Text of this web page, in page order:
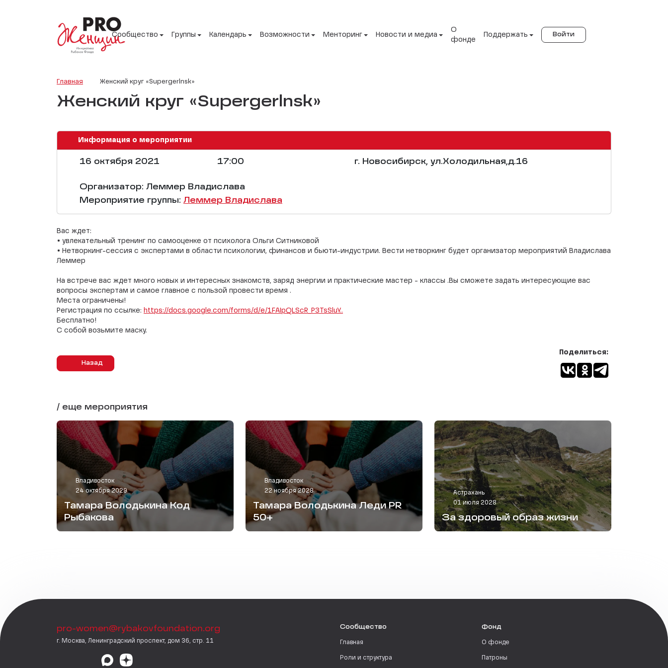
Сообщество Группы Календарь Возможности Менторинг Новости и медиа
О
фонде
Поддержать Войти
Главная Женский круг «Supergerlnsk»
Женский круг «Supergerlnsk»
Информация о мероприятии
16 октября 2021 17:00 г. Новосибирск, ул.Холодильная,д.16
Организатор: Леммер Владислава
Мероприятие группы: Леммер Владислава
Вас ждет:
• увлекательный тренинг по самооценке от психолога Ольги Ситниковой
• Нетворкинг-сессия с экспертами в области психологии, финансов и бьюти-индустрии. Вести нетворкинг будет организатор мероприятий Владислава
Леммер
На встрече вас ждет много новых и интересных знакомств, заряд энергии и практические мастер - классы .Вы сможете задать интересующие вас
вопросы экспертам и самое главное с пользой провести время .
Места ограничены!
Регистрация по ссылке: https://docs.google.com/forms/d/e/1FAIpQLScR_P3TsSluY..
Бесплатно!
С собой возьмите маску.
Назад
Поделиться:
/ еще мероприятия
Владивосток
24 октября 2029
Тамара Володькина Код
Рыбакова
Владивосток
22 ноября 2028
Тамара Володькина Леди PR
50+
Астрахань
01 июля 2028
За здоровый образ жизни
pro-women@rybakovfoundation.org
г. Москва, Ленинградский проспект, дом 36, стр. 11
Сообщество
Главная
Роли и структура
Фонд
О фонде
Патроны